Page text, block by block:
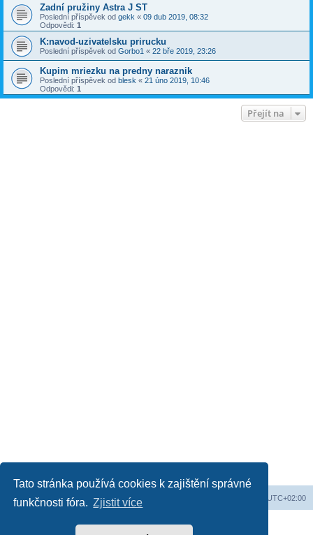
Tato stránka používá cookies k zajištění správné
funkčnosti fóra. Zjistit více
Zadní pružiny Astra J ST
Poslední příspěvek od gekk « 09 dub 2019, 08:32
Odpovědi: 1
K:navod-uzivatelsku prirucku
Poslední příspěvek od Gorbo1 « 22 bře 2019, 23:26
Kupim mriezku na predny naraznik
Poslední příspěvek od blesk « 21 úno 2019, 10:46
Odpovědi: 1
Přejít na
Obsah fóra UTC+02:00